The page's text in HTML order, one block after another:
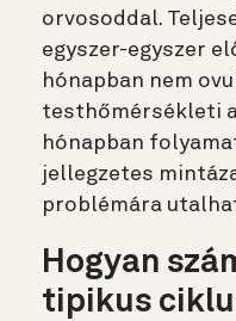
orvosoddal.
egyszer-egyszer
hónapban nem
testhőmérsékleti
hónapban
jellegzetes
problémára
Hogyan
tipikus